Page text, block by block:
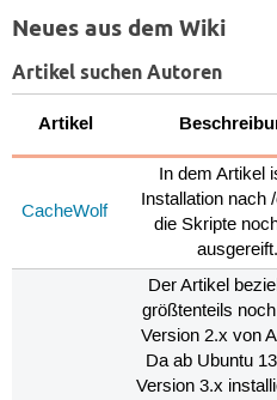
Neues aus dem Wiki
Artikel suchen Autoren
Artikel
CacheWolf
In dem Artikel
Installation nach
die Skripte
ausgereift.
Der Artikel
größtenteils
Version 2.x von
Da ab Ubuntu
Version 3.x